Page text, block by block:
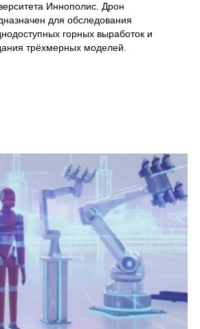
Иннополис. Дрон
для обследования
горных выработок и
трёхмерных моделей.